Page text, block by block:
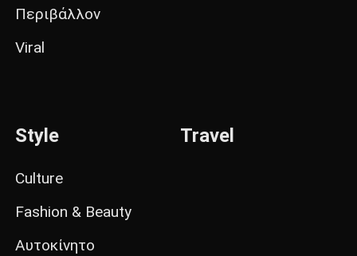
Περιβάλλον
Viral
Style
Culture
Fashion & Beauty
Αυτοκίνητο
Travel